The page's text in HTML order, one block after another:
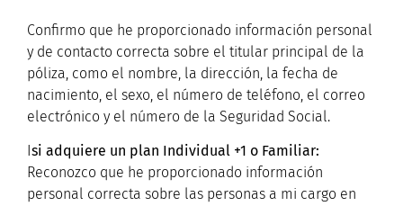
Confirmo que he proporcionado información personal
y de contacto correcta sobre el titular principal de la
póliza, como el nombre, la dirección, la fecha de
nacimiento, el sexo, el número de teléfono, el correo
electrónico y el número de la Seguridad Social.
si adquiere un plan Individual +1 o Familiar:
Reconozco que he proporcionado información
personal correcta sobre las personas a mi cargo en